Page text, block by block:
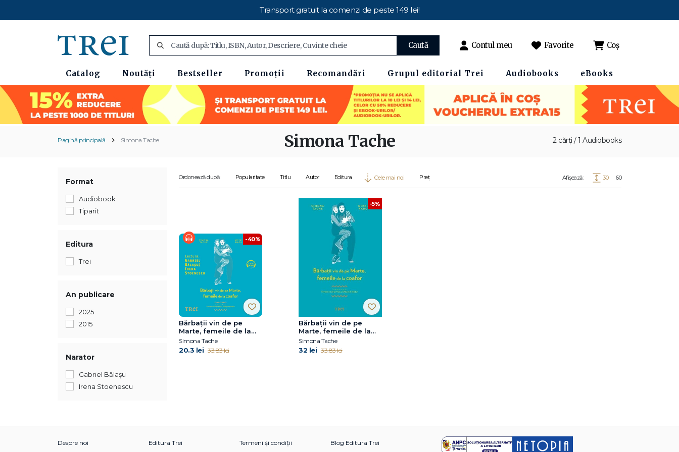
Transport gratuit la comenzi de peste 149 lei!
Caută Contul meu Favorite Coș
Catalog Noutăți Bestseller Promoții Recomandări Grupul editorial Trei Audiobooks eBooks
Pagină principală Simona Tache 2 cărți / 1 Audiobooks
Simona Tache
Format
Audiobook
Tiparit
Editura
Trei
An publicare
2025
2015
Narator
Gabriel Bălașu
Irena Stoenescu
Ordonează după: Popularitate Titlu Autor Editura Cele mai noi Preț Afișează: 30 60
-40%
Bărbaţii vin de pe
Marte, femeile de la
coafor
Simona Tache
20.3 lei 33.83 lei
-5%
Bărbaţii vin de pe
Marte, femeile de la
coafor. Continuarea
volumului Femeile vin
de pe Venus, bărbaţii
Simona Tache
32 lei 33.83 lei
Despre noi
Editura Trei
Termeni și condiții
Blog Editura Trei